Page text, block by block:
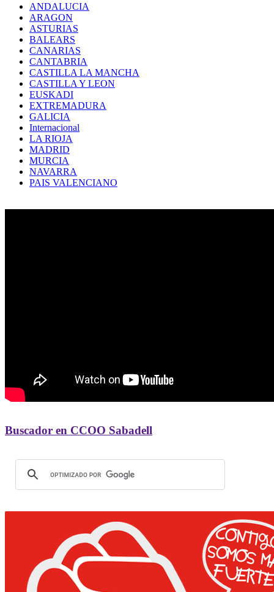
ANDALUCIA
ARAGON
ASTURIAS
BALEARS
CANARIAS
CANTABRIA
CASTILLA LA MANCHA
CASTILLA Y LEON
EUSKADI
EXTREMADURA
GALICIA
Internacional
LA RIOJA
MADRID
MURCIA
NAVARRA
PAIS VALENCIANO
Buscador en CCOO Sabadell